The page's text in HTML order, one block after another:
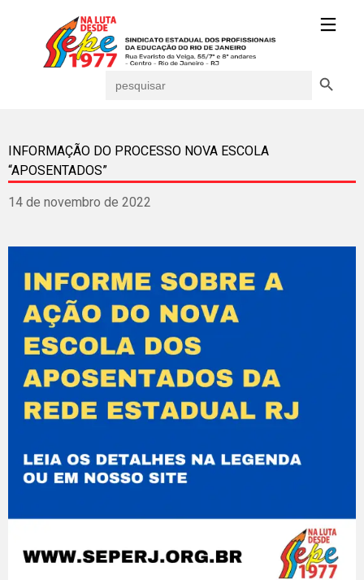
for:
INFORMAÇÃO DO PROCESSO NOVA ESCOLA
“APOSENTADOS”
14 de novembro de 2022